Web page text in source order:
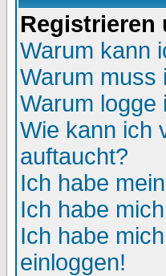
Registrieren
Warum kann
Warum muss
Warum logge
Wie kann ich
auftaucht?
Ich habe
Ich habe
Ich habe
einloggen!